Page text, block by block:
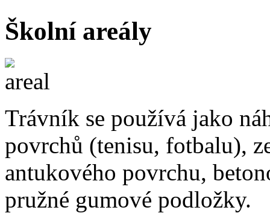
Školní areály
Trávník se používá jako
povrchů (tenisu, fotbalu),
antukového povrchu,
pružné gumové podložky.